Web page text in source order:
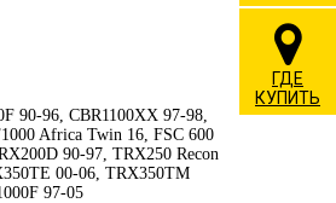
90-96, CBR1100XX 97-98,
Africa Twin 16, FSC 600
90-97, TRX250 Recon
00-06, TRX350TM
97-05
ГДЕ
КУПИТЬ